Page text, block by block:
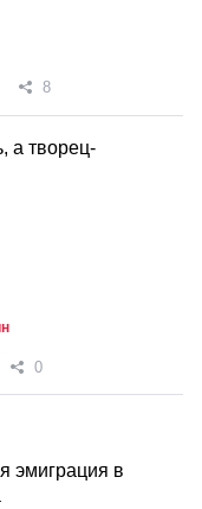
8
а творец-
0
эмиграция в